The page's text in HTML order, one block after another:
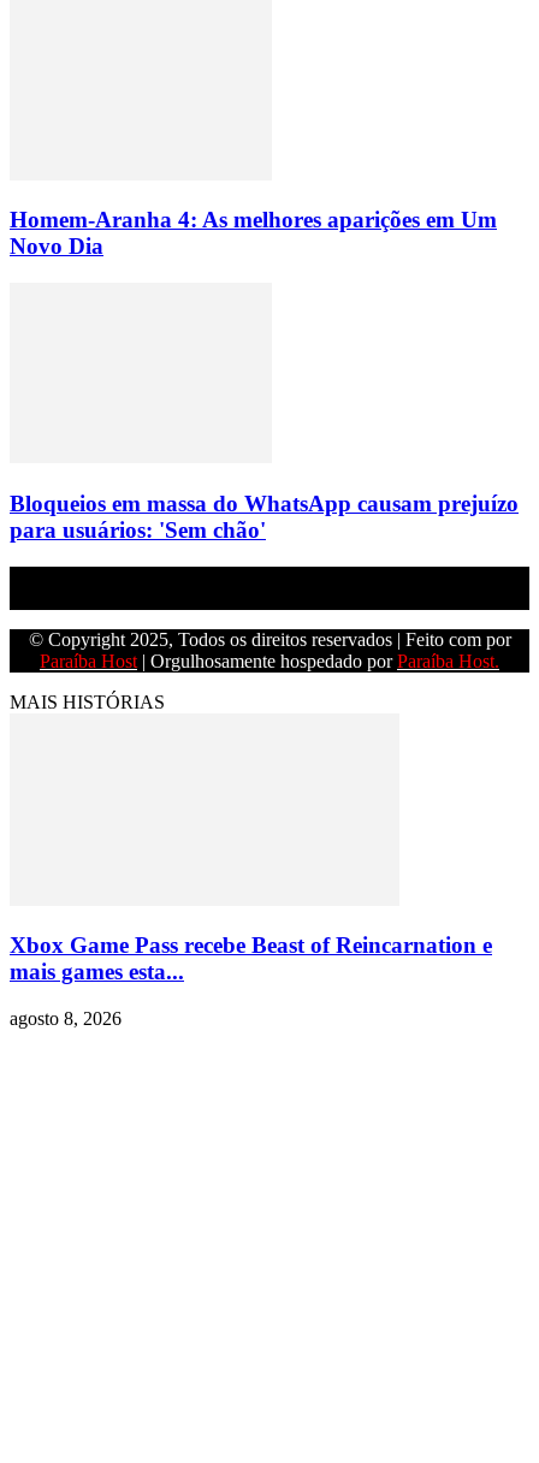
Homem-Aranha 4: As melhores aparições em Um
Novo Dia
Bloqueios em massa do WhatsApp causam prejuízo
para usuários: 'Sem chão'
© Copyright 2025, Todos os direitos reservados | Feito com por
Paraíba Host | Orgulhosamente hospedado porParaíba Host.
MAIS HISTÓRIAS
Xbox Game Pass recebe Beast of Reincarnation e
mais games esta...
agosto 8, 2026